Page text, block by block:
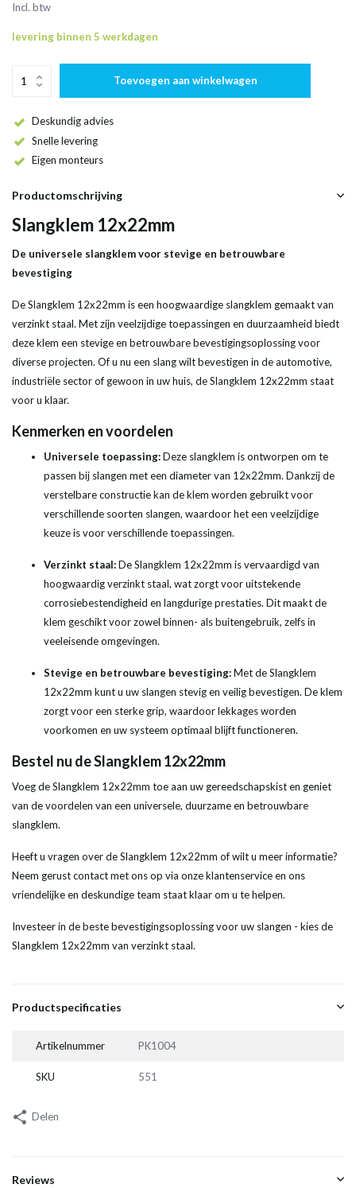
Incl. btw
levering binnen 5 werkdagen
Toevoegen aan winkelwagen
Deskundig advies
Snelle levering
Eigen monteurs
Productomschrijving
Slangklem 12x22mm
De universele slangklem voor stevige en betrouwbare
bevestiging
De Slangklem 12x22mm is een hoogwaardige slangklem gemaakt van
verzinkt staal. Met zijn veelzijdige toepassingen en duurzaamheid biedt
deze klem een stevige en betrouwbare bevestigingsoplossing voor
diverse projecten. Of u nu een slang wilt bevestigen in de automotive,
industriële sector of gewoon in uw huis, de Slangklem 12x22mm staat
voor u klaar.
Kenmerken en voordelen
Universele toepassing:Deze slangklem is ontworpen om te
passen bij slangen met een diameter van 12x22mm. Dankzij de
verstelbare constructie kan de klem worden gebruikt voor
verschillende soorten slangen, waardoor het een veelzijdige
keuze is voor verschillende toepassingen.
Verzinkt staal:De Slangklem 12x22mm is vervaardigd van
hoogwaardig verzinkt staal, wat zorgt voor uitstekende
corrosiebestendigheid en langdurige prestaties. Dit maakt de
klem geschikt voor zowel binnen- als buitengebruik, zelfs in
veeleisende omgevingen.
Stevige en betrouwbare bevestiging:Met de Slangklem
12x22mm kunt u uw slangen stevig en veilig bevestigen. De klem
zorgt voor een sterke grip, waardoor lekkages worden
voorkomen en uw systeem optimaal blijft functioneren.
Bestel nu de Slangklem 12x22mm
Voeg de Slangklem 12x22mm toe aan uw gereedschapskist en geniet
van de voordelen van een universele, duurzame en betrouwbare
slangklem.
Heeft u vragen over de Slangklem 12x22mm of wilt u meer informatie?
Neem gerust contact met ons op via onze klantenservice en ons
vriendelijke en deskundige team staat klaar om u te helpen.
Investeer in de beste bevestigingsoplossing voor uw slangen - kies de
Slangklem 12x22mm van verzinkt staal.
Productspecificaties
Artikelnummer PK1004
SKU 551
Delen
Reviews